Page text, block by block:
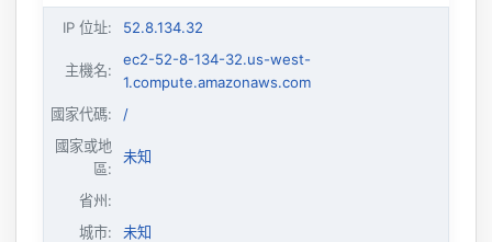
IP 位址: 52.8.134.32
主機名:
ec2-52-8-134-32.us-west-
1.compute.amazonaws.com
國家代碼:
/
國家或地
區:
未知
省州:
城市:
未知